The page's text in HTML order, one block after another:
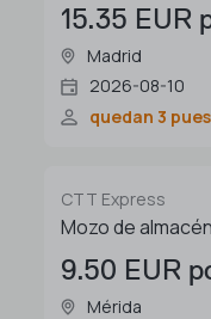
15.35 EUR
Madrid
2026-08-10
quedan 3
CTT Express
Mozo de almacén
9.50 EUR
Mérida